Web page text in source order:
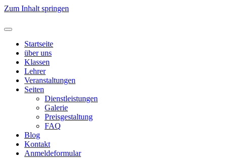
Zum Inhalt springen
Startseite
über uns
Klassen
Lehrer
Veranstaltungen
Seiten
Dienstleistungen
Galerie
Preisgestaltung
FAQ
Blog
Kontakt
Anmeldeformular